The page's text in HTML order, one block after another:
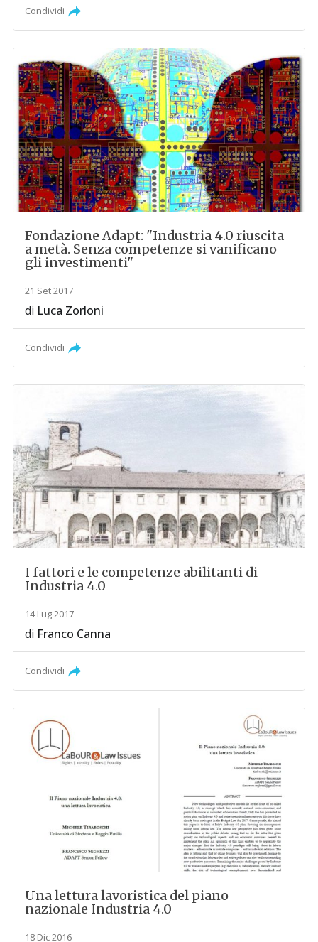
Condividi
Fondazione Adapt: "Industria 4.0 riuscita
a metà. Senza competenze si vanificano
gli investimenti"
21 Set 2017
di Luca Zorloni
Condividi
I fattori e le competenze abilitanti di
Industria 4.0
14 Lug 2017
di Franco Canna
Condividi
Una lettura lavoristica del piano
nazionale Industria 4.0
18 Dic 2016